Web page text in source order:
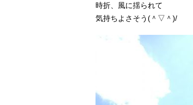
時折、風に揺られて
気持ちよさそう(＾▽＾)/